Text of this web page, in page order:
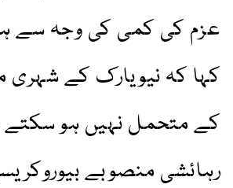
عزم کی کمی کی وجہ سے
کہا کہ نیویارک کے شہری
کے متحمل نہیں ہو
رہائشی منصوبے